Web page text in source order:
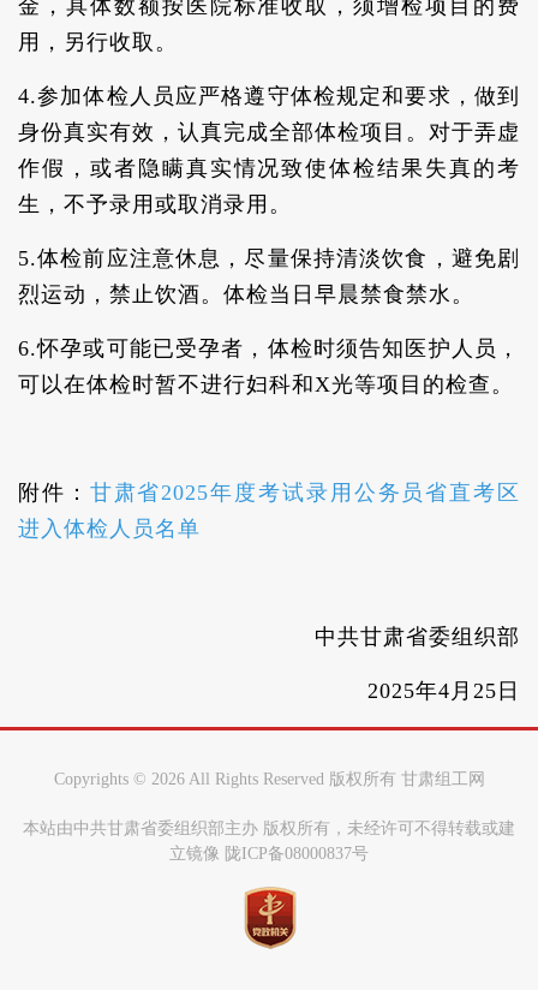
金，具体数额按医院标准收取，须增检项目的费
用，另行收取。
4.参加体检人员应严格遵守体检规定和要求，做到
身份真实有效，认真完成全部体检项目。对于弄虚
作假，或者隐瞒真实情况致使体检结果失真的考
生，不予录用或取消录用。
5.体检前应注意休息，尽量保持清淡饮食，避免剧
烈运动，禁止饮酒。体检当日早晨禁食禁水。
6.怀孕或可能已受孕者，体检时须告知医护人员，
可以在体检时暂不进行妇科和X光等项目的检查。
附件： 甘肃省2025年度考试录用公务员省直考区
进入体检人员名单
中共甘肃省委组织部
2025年4月25日
Copyrights © 2026 All Rights Reserved 版权所有 甘肃组工网
本站由中共甘肃省委组织部主办 版权所有，未经许可不得转载或建
立镜像 陇ICP备08000837号